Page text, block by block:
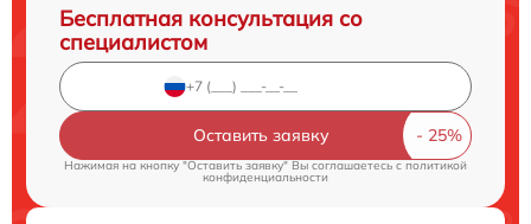
Бесплатная консультация со
специалистом
Оставить заявку
Нажимая на кнопку "Оставить заявку" Вы соглашаетесь cполитикой
конфиденциальности